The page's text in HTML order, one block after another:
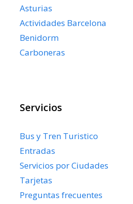
Asturias
Actividades Barcelona
Benidorm
Carboneras
Servicios
Bus y Tren Turistico
Entradas
Servicios por Ciudades
Tarjetas
Preguntas frecuentes